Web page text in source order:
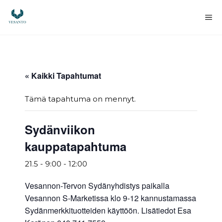
sisältöön
« Kaikki Tapahtumat
Tämä tapahtuma on mennyt.
Sydänviikon
kauppatapahtuma
21.5 - 9:00 - 12:00
Vesannon-Tervon Sydänyhdistys paikalla
Vesannon S-Marketissa klo 9-12 kannustamassa
Sydänmerkkituotteiden käyttöön. Lisätiedot Esa